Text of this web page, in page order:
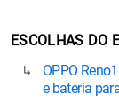
ESCOLHAS DO
OPPO
e bateria